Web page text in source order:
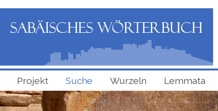
Projekt Suche Wurzeln Lemmata